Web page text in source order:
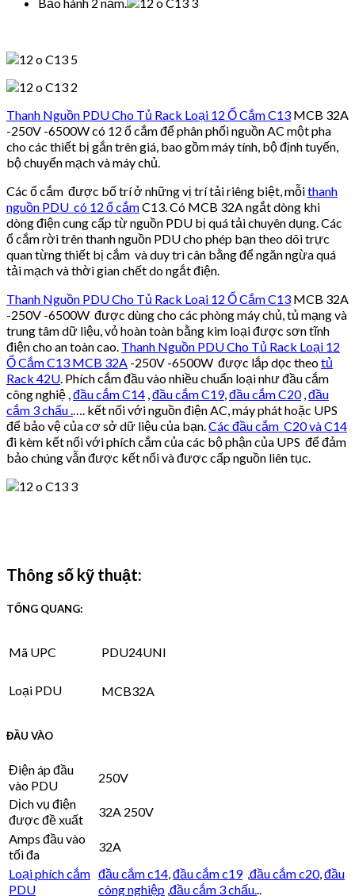
Thanh Nguồn PDU Cho Tủ Rack Loại 12 Ổ Cắm C13 MCB 32A
-250V -6500W có 12 ổ cắm để phân phối nguồn AC một pha
cho các thiết bị gắn trên giá, bao gồm máy tính, bộ định tuyến,
bộ chuyển mạch và máy chủ.
Các ổ cắm được bố trí ở những vị trí tải riêng biệt, mỗithanh
nguồn PDU có 12 ổ cắmC13. Có MCB 32A ngắt dòng khi
dòng điện cung cấp từ nguồn PDU bị quá tải chuyên dụng. Các
ổ cắm rời trên thanh nguồn PDU cho phép bạn theo dõi trực
quan từng thiết bị cắm và duy trì cân bằng để ngăn ngừa quá
tải mạch và thời gian chết do ngắt điện.
Thanh Nguồn PDU Cho Tủ Rack Loại 12 Ổ Cắm C13 MCB 32A
-250V -6500W được dùng cho các phòng máy chủ, tủ mạng và
trung tâm dữ liệu, vỏ hoàn toàn bằng kim loại được sơn tĩnh
điện cho an toàn cao. Thanh Nguồn PDU Cho Tủ Rack Loại 12
Ổ Cắm C13 MCB 32A -250V -6500W được lắp dọc theotủ
Rack 42U. Phích cắm đầu vào nhiều chuẩn loại như đầu cắm
công nghiệ ,đầu cắm C14 ,đầu cắm C19,đầu cắm C20,đầu
cắm 3 chấu .…. kết nối với nguồn điện AC, máy phát hoặc UPS
để bảo vệ của cơ sở dữ liệu của bạn.Các đầu cắm C20 và C14
đi kèm kết nối với phích cắm của các bộ phận của UPS để đảm
bảo chúng vẫn được kết nối và được cấp nguồn liên tục.
Thông số kỹ thuật:
TỔNG QUANG:
Mã UPC PDU24UNI
Loại PDU MCB32A
ĐẦU VÀO
Điện áp đầu
vào PDU
250V
Dịch vụ điện
được đề xuất
32A 250V
Amps đầu vào
tối đa
32A
Loại phích cắm
PDU
đầu cắm c14 đầu cắm c19, đầu cắm c20, đầu
công nghiệp đầu cắm 3 chấu.